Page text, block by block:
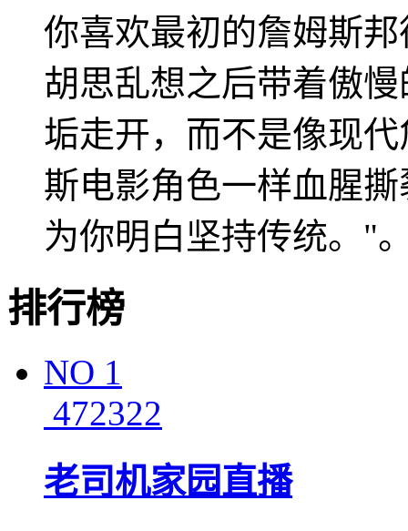
你喜欢最初的詹姆斯
胡思乱想之后带着傲
垢走开，而不是像现
斯电影角色一样血腥
为你明白坚持传统。"
排行榜
NO 1
472322
老司机家园直播